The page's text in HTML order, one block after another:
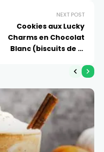
NEXT POST
Cookies aux Lucky
Charms en Chocolat
Blanc (biscuits de la